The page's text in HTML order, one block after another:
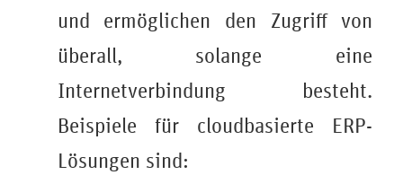
und ermöglichen den Zugriff von
überall, solange eine
Internetverbindung besteht.
Beispiele für cloudbasierte ERP-
Lösungen sind: